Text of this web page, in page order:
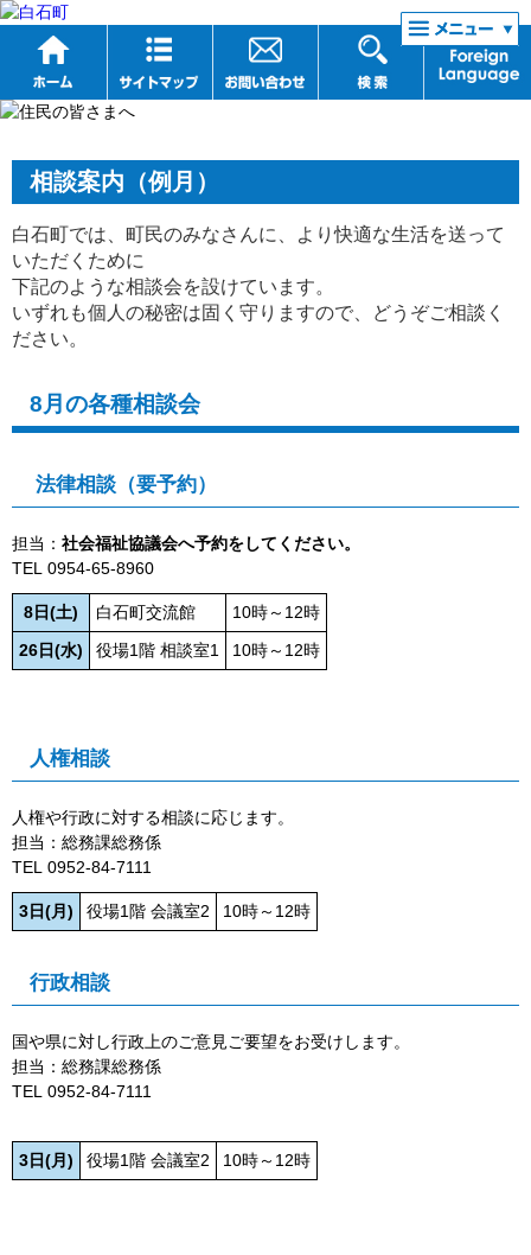
リンク集
相談案内（例月）
白石町では、町民のみなさんに、より快適な生活を送って
いただくために
下記のような相談会を設けています。
いずれも個人の秘密は固く守りますので、どうぞご相談く
ださい。
8月の各種相談会
法律相談（要予約）
担当： 社会福祉協議会へ予約をしてください。
TEL 0954-65-8960
8日(土) 白石町交流館
10時～12時
26日(水)
役場1階 相談室1 10時～12時
人権相談
人権や行政に対する相談に応じます。
担当：総務課総務係
TEL 0952‐84‐7111
3日(月) 役場1階 会議室2 10時～12時
行政相談
国や県に対し行政上のご意見ご要望をお受けします。
担当： 総務課総務係
TEL 0952‐84‐7111
3日(月) 役場1階 会議室2 10時～12時